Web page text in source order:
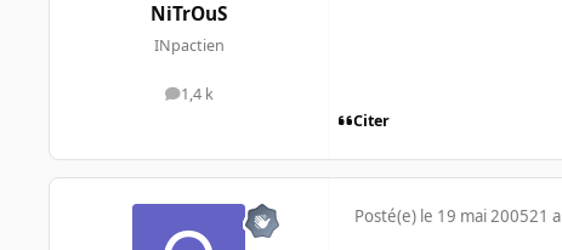
NiTrOuS
INpactien
1,4 k
messages
Citer
Posté(e) le 19 mai 200521 a